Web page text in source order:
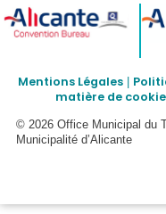
Mentions Légales |
matière de
© 2026 Office Municipal du
Municipalité d’Alicante